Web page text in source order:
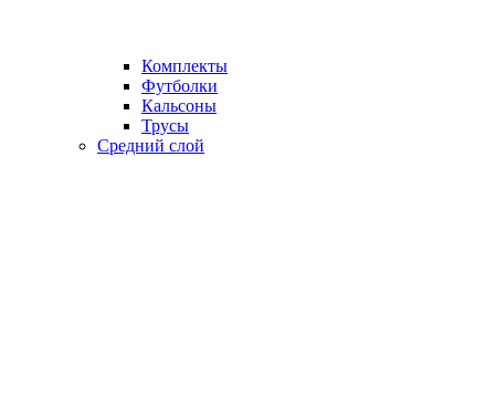
Комплекты
Футболки
Кальсоны
Трусы
Средний слой